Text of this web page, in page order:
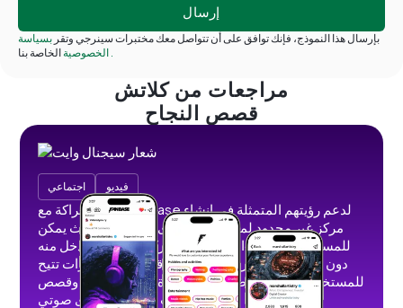
بإرسال هذا النموذج، فإنك توافق على أن تتواصل معك مختبرات سينرجي وتقر بسياسة
الخصوصية
مراجعات من كلاتش
قصص النجاح
اجتماعي فيديو
عقدنا شراكة مع Fanbase لدعم رؤيتهم المتمثلة في إنشاء
مركز غير محدود لمنشئي المحتوى الاجتماعي حيث يمكن
للمستخدمين إنشاء المحتوى ومشاركته وتحقيق الدخل منه
دون إعلانات أو حظر الظل أو قيود. قمنا بتطوير ميزات تتيح
للمستخدمين نشر مقاطع فيديو قصيرة وطويلة وصور وقصص
وبث مباشر ومحتوى صوتي.